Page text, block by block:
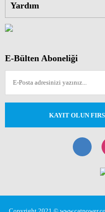
Yardım
E-Bülten Aboneliği
KAYIT OLUN
Copyright 2021 ©